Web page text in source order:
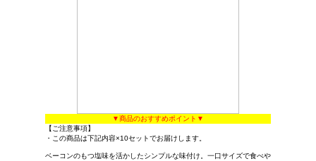
▼商品のおすすめポイント▼
【ご注意事項】
・この商品は下記内容×10セットでお届けします。
ベーコンのもつ塩味を活かしたシンプルな味付け。一口サイズで食べや